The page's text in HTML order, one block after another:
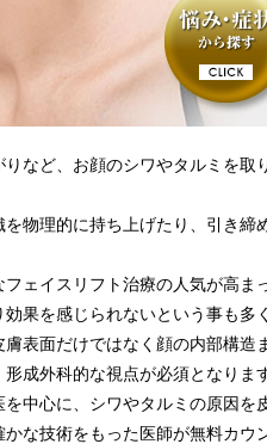
など、お顔のシワやタルミを取
物理的に持ち上げたり、引き締
ェイスリフト治療の人気が高ま
果を感じられないという事も多
表面だけではなく顔の内部構造
成外科的な視点が必須となります
中心に、シワやタルミの原因を
な技術をもった医師が無料カウ